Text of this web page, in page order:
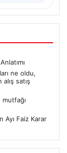
ne oldu,
satış
mutfağı
Ayı Faiz Karar